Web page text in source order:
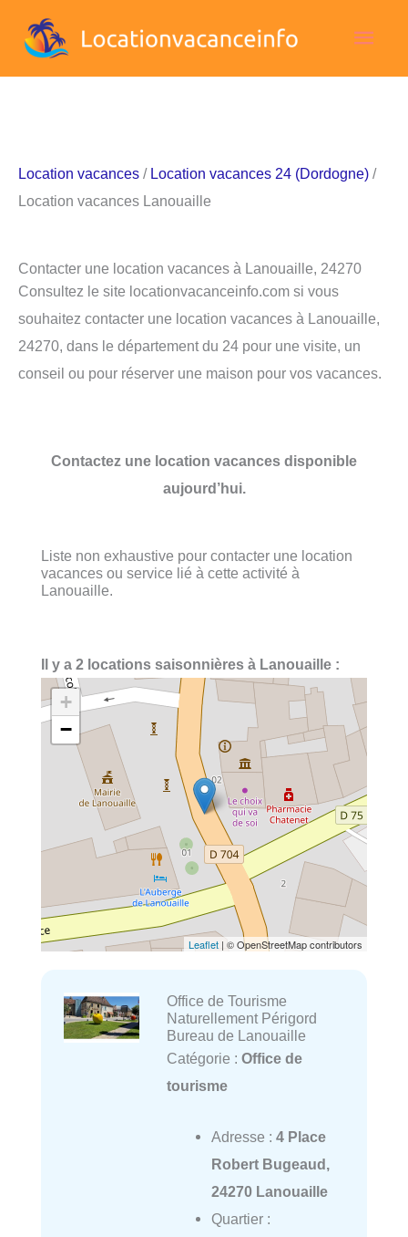
Location vacances / Location vacances 24 (Dordogne) /
Location vacances Lanouaille
Contacter une location vacances à Lanouaille, 24270
Consultez le site locationvacanceinfo.com si vous
souhaitez contacter une location vacances à Lanouaille,
24270, dans le département du 24 pour une visite, un
conseil ou pour réserver une maison pour vos vacances.
Contactez une location vacances disponible
aujourd’hui.
Liste non exhaustive pour contacter une location
vacances ou service lié à cette activité à
Lanouaille.
Il y a 2 locations saisonnières à Lanouaille :
+
−
Leaflet | © OpenStreetMap contributors
Office de Tourisme
Naturellement Périgord
Bureau de Lanouaille
Catégorie : Office de
tourisme
Adresse : 4 Place
Robert Bugeaud,
24270 Lanouaille
Quartier :